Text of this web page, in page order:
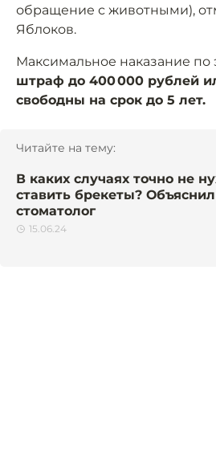
обращение с животными),
Яблоков.
Максимальное наказание по
штраф до 400 000 рублей
свободны на срок до 5 лет.
Читайте на тему:
В каких случаях точно не
ставить брекеты? Объяснил
стоматолог
15.06.24